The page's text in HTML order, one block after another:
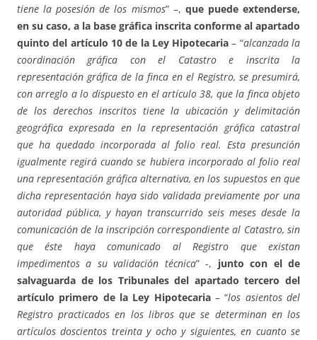
tiene la posesión de los mismos” –, que puede extenderse,
en su caso, a la base gráfica inscrita conforme al apartado
quinto del artículo 10 de la Ley Hipotecaria – “alcanzada la
coordinación gráfica con el Catastro e inscrita la
representación gráfica de la finca en el Registro, se presumirá,
con arreglo a lo dispuesto en el artículo 38, que la finca objeto
de los derechos inscritos tiene la ubicación y delimitación
geográfica expresada en la representación gráfica catastral
que ha quedado incorporada al folio real. Esta presunción
igualmente regirá cuando se hubiera incorporado al folio real
una representación gráfica alternativa, en los supuestos en que
dicha representación haya sido validada previamente por una
autoridad pública, y hayan transcurrido seis meses desde la
comunicación de la inscripción correspondiente al Catastro, sin
que éste haya comunicado al Registro que existan
impedimentos a su validación técnica” -, junto con el de
salvaguarda de los Tribunales del apartado tercero del
artículo primero de la Ley Hipotecaria– “los asientos del
Registro practicados en los libros que se determinan en los
artículos doscientos treinta y ocho y siguientes, en cuanto se